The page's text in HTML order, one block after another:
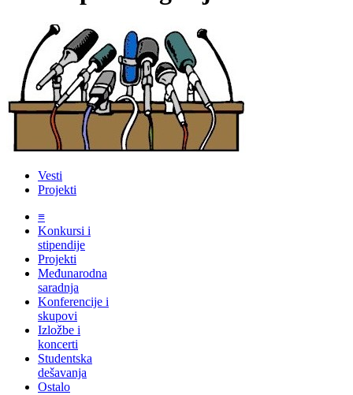
Vesti
Projekti
≡
Konkursi i
stipendije
Projekti
Međunarodna
saradnja
Konferencije i
skupovi
Izložbe i
koncerti
Studentska
dešavanja
Ostalo